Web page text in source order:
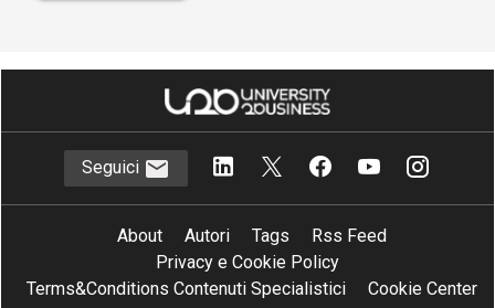
Seguici
About Autori Tags
Rss Feed
Privacy e Cookie Policy
Terms&Conditions Contenuti Specialistici
Cookie Center